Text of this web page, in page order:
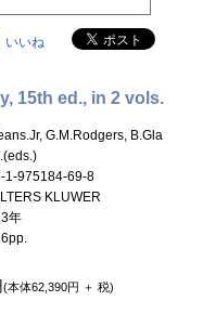
いいね
15th ed., in 2 vols.
G.M.Rodgers, B.Gla
1-975184-69-8
KLUWER
年
(本体62,390円 ＋ 税)